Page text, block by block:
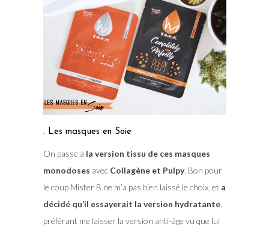
. Les masques en Soie
On passe à la version tissu de ces masques
monodoses avec Collagène et Pulpy. Bon pour
le coup Mister B ne m’a pas bien laissé le choix, et a
décidé qu’il essayerait la version hydratante,
préférant me laisser la version anti-âge vu que lui